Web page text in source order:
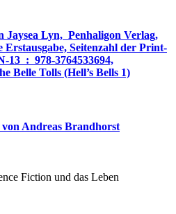
Jaysea Lyn, ‎ Penhaligon Verlag,
Erstausgabe, Seitenzahl der Print-
the Belle Tolls (Hell’s Bells 1)
Andreas Brandhorst
Fiction und das Leben